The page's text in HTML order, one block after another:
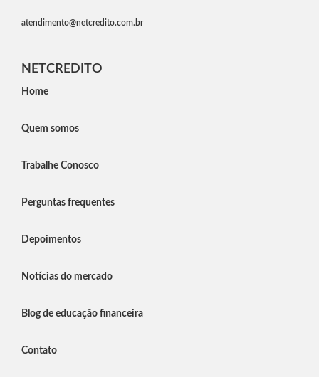
atendimento@netcredito.com.br
NETCREDITO
Home
Quem somos
Trabalhe Conosco
Perguntas frequentes
Depoimentos
Notícias do mercado
Blog de educação financeira
Contato